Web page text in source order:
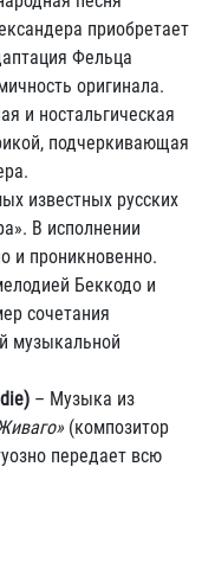
приобретает
Фельца
оригинала.
и ностальгическая
подчеркивающая
известных русских
В исполнении
и проникновенно.
Беккодо и
сочетания
музыкальной
– Музыка из
(композитор
передает всю